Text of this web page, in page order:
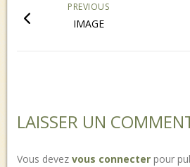
PREVIOUS
IMAGE
LAISSER UN
Vous devez vous connecterpour